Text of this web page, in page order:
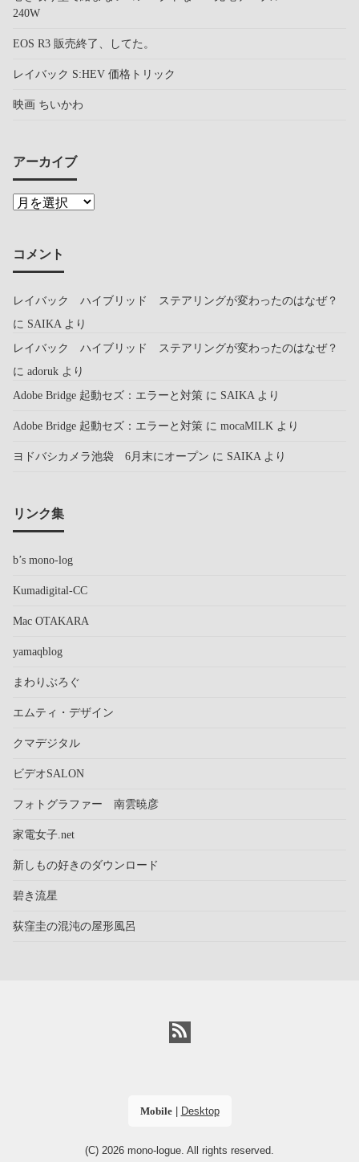
240W
EOS R3 販売終了、してた。
レイバック S:HEV 価格トリック
映画 ちいかわ
アーカイブ
コメント
レイバック ハイブリッド ステアリングが変わったのはなぜ？
に SAIKA より
レイバック ハイブリッド ステアリングが変わったのはなぜ？
に adoruk より
Adobe Bridge 起動セズ：エラーと対策 に SAIKA より
Adobe Bridge 起動セズ：エラーと対策 に mocaMILK より
ヨドバシカメラ池袋 6月末にオープン に SAIKA より
リンク集
b’s mono-log
Kumadigital-CC
Mac OTAKARA
yamaqblog
まわりぶろぐ
エムティ・デザイン
クマデジタル
ビデオSALON
フォトグラファー 南雲暁彦
家電女子.net
新しもの好きのダウンロード
碧き流星
荻窪圭の混沌の屋形風呂
Mobile| Desktop
(C) 2026 mono-logue. All rights reserved.